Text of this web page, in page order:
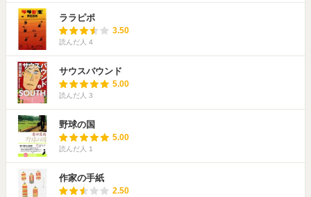
ララピポ
3.50
読んだ人 4
サウスバウンド
5.00
読んだ人 3
野球の国
5.00
読んだ人 1
作家の手紙
2.50